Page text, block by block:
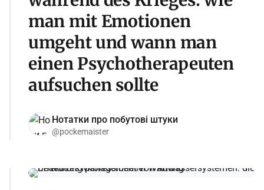
man mit Emotionen
umgeht und wann man
einen Psychotherapeuten
aufsuchen sollte
Нотатки про побутові штуки
@pockemaister